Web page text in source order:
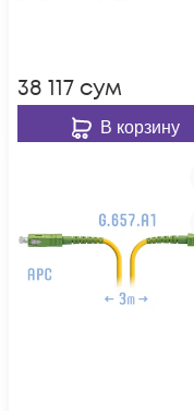
38 117 сум
В корзину